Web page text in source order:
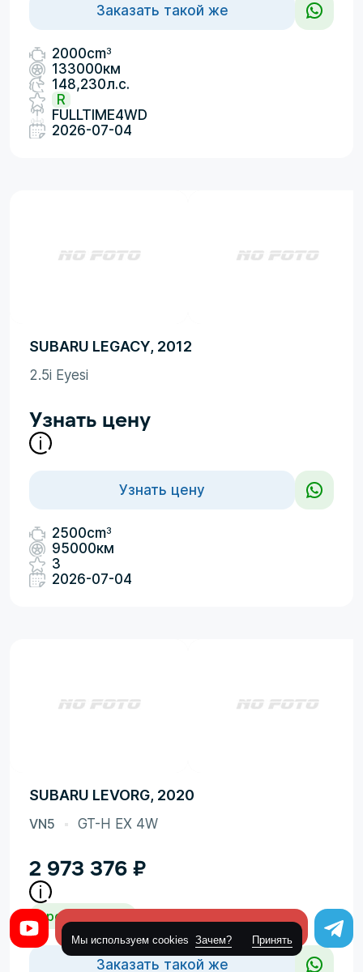
Заказать такой же
2000cm3
133000км
148,230л.с.
R
FULLTIME4WD
2026-07-04
SUBARU LEGACY, 2012
2.5i Eyesi
Узнать цену
Узнать цену
2500cm3
95000км
3
2026-07-04
SUBARU LEVORG, 2020
VN5 GT-H EX 4W
2 973 376 ₽
средняя цена
Заказать такой же
Мы используем cookies Зачем? Принять